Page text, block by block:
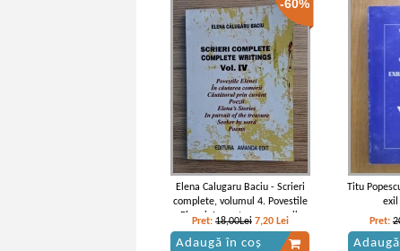
-60%
Elena Calugaru Baciu - Scrieri
complete, volumul 4. Povestile
Elenei. In cautarea comorii.
Cautatorul prin cuvant. Poezii
Pret: 18,00Lei 7,20 Lei
Adaugă în coș
Titu
Pret: